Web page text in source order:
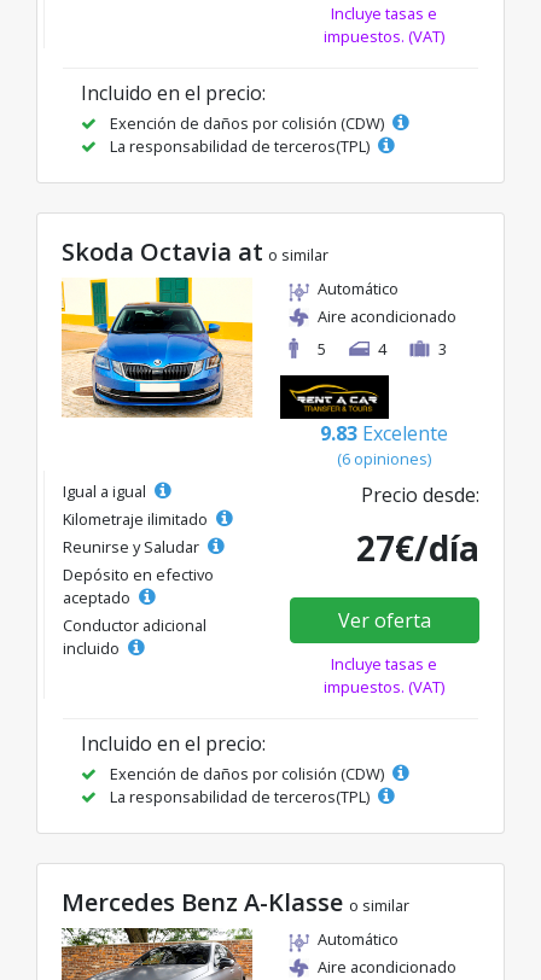
Incluye tasas e
impuestos. (VAT)
Incluido en el precio:
Exención de daños por colisión (CDW)
La responsabilidad de terceros(TPL)
Skoda Octavia at o similar
Automático
Aire acondicionado
5
4 3
9.83 Excelente
(6 opiniones)
Igual a igual
Kilometraje ilimitado
Reunirse y Saludar
Depósito en efectivo
aceptado
Conductor adicional
incluido
Precio desde:
27€/día
Ver oferta
Incluye tasas e
impuestos. (VAT)
Incluido en el precio:
Exención de daños por colisión (CDW)
La responsabilidad de terceros(TPL)
Mercedes Benz A-Klasse o similar
Automático
Aire acondicionado